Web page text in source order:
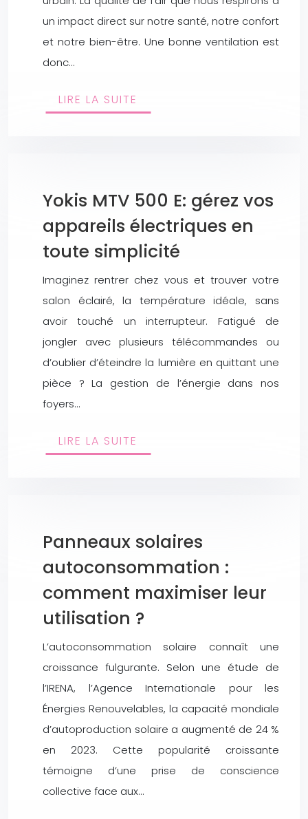
un impact direct sur notre santé, notre confort
et notre bien-être. Une bonne ventilation est
donc…
LIRE LA SUITE
Yokis MTV 500 E: gérez vos
appareils électriques en
toute simplicité
Imaginez rentrer chez vous et trouver votre
salon éclairé, la température idéale, sans
avoir touché un interrupteur. Fatigué de
jongler avec plusieurs télécommandes ou
d’oublier d’éteindre la lumière en quittant une
pièce ? La gestion de l’énergie dans nos
foyers…
LIRE LA SUITE
Panneaux solaires
autoconsommation :
comment maximiser leur
utilisation ?
L’autoconsommation solaire connaît une
croissance fulgurante. Selon une étude de
l’IRENA, l’Agence Internationale pour les
Énergies Renouvelables, la capacité mondiale
d’autoproduction solaire a augmenté de 24 %
en 2023. Cette popularité croissante
témoigne d’une prise de conscience
collective face aux…